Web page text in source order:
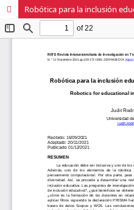
Robótica para la inclusión